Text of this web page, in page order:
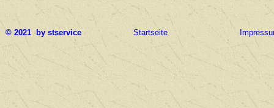
© 2021 by stservice Startseite